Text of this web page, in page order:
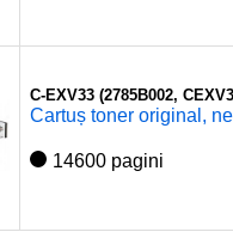
C-EXV33 (2785B002,
Cartuș toner original,
14600 pagini